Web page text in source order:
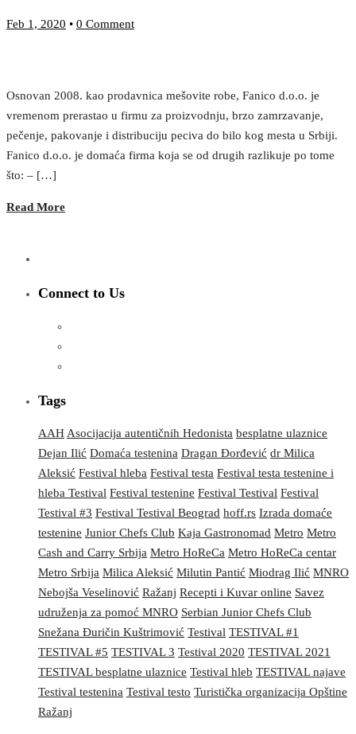
Feb 1, 2020 • 0 Comment
Osnovan 2008. kao prodavnica mešovite robe, Fanico d.o.o. je
vremenom prerastao u firmu za proizvodnju, brzo zamrzavanje,
pečenje, pakovanje i distribuciju peciva do bilo kog mesta u Srbiji.
Fanico d.o.o. je domaća firma koja se od drugih razlikuje po tome
što: – […]
Read More
Connect to Us
Tags
AAHAsocijacija autentičnih Hedonista besplatne ulaznice
Dejan Ilić Domaća testenina Dragan Đorđević dr Milica
Aleksić Festival hleba Festival testa Festival testa testenine i
hleba Testival Festival testenine Festival Testival Festival
Testival #3 Festival Testival Beograd hoff.rs Izrada domaće
testenine Junior Chefs Club Kaja Gastronomad Metro Metro
Cash and Carry Srbija Metro HoReCa Metro HoReCa centar
Metro Srbija Milica Aleksić Milutin Pantić Miodrag Ilić MNRO
Nebojša Veselinović Ražanj Recepti i Kuvar online Savez
udruženja za pomoć MNRO Serbian Junior Chefs Club
Snežana Đuričin Kuštrimović Testival TESTIVAL #1
TESTIVAL #5 TESTIVAL 3 Testival 2020 TESTIVAL 2021
TESTIVAL besplatne ulaznice Testival hleb TESTIVAL najave
Testival testenina Testival testo Turistička organizacija Opštine
Ražanj